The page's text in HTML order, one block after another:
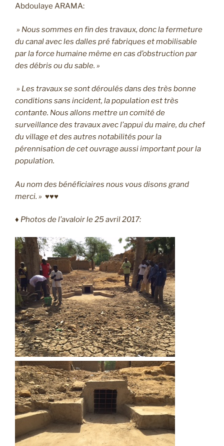
Abdoulaye ARAMA:
» Nous sommes en fin des travaux, donc la fermeture
du canal avec les dalles pré fabriques et mobilisable
par la force humaine même en cas d’obstruction par
des débris ou du sable. »
» Les travaux se sont déroulés dans des très bonne
conditions sans incident, la population est très
contante. Nous allons mettre un comité de
surveillance des travaux avec l’appui du maire, du chef
du village et des autres notabilités pour la
pérennisation de cet ouvrage aussi important pour la
population.
Au nom des bénéficiaires nous vous disons grand
merci. » ♥♥♥
♦ Photos de l’avaloir le 25 avril 2017: